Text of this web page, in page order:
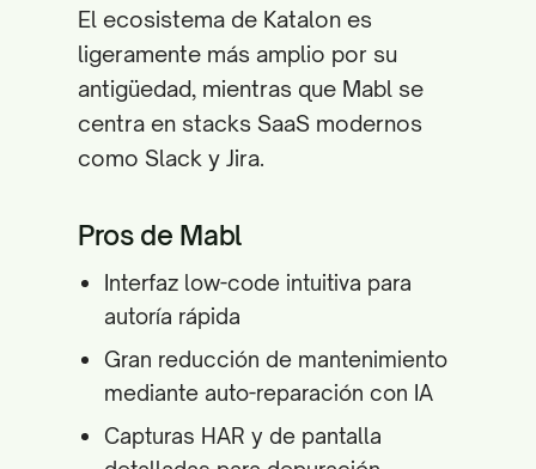
El ecosistema de Katalon es
ligeramente más amplio por su
antigüedad, mientras que Mabl se
centra en stacks SaaS modernos
como Slack y Jira.
Pros de Mabl
Interfaz low-code intuitiva para
autoría rápida
Gran reducción de mantenimiento
mediante auto-reparación con IA
Capturas HAR y de pantalla